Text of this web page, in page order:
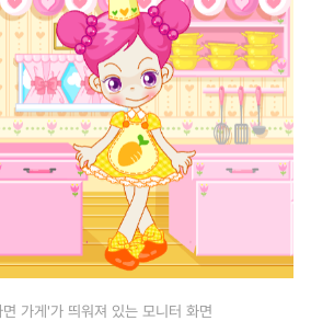
가게'가 띄워져 있는 모니터 화면